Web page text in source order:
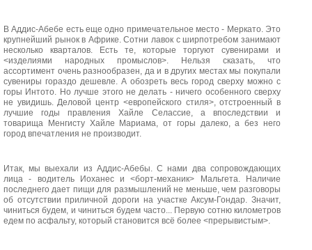
В Аддис-Абебе есть еще одно примечательное место - Меркато. Это
крупнейший рынок в Африке. Сотни лавок с ширпотребом занимают
несколько кварталов. Есть те, которые торгуют сувенирами и
<изделиями народных промыслов>. Нельзя сказать, что
ассортимент очень разнообразен, да и в других местах мы покупали
сувениры гораздо дешевле. А обозреть весь город сверху можно с
горы Интото. Но лучше этого не делать - ничего особенного сверху
не увидишь. Деловой центр <европейского стиля>, отстроенный в
лучшие годы правления Хайле Селассие, а впоследствии и
товарища Менгисту Хайле Мариама, от горы далеко, а без него
город впечатления не производит.
Итак, мы выехали из Аддис-Абебы. С нами два сопровождающих
лица - водитель Иоханес и <борт-механик> Мальгета. Наличие
последнего дает пищи для размышлений не меньше, чем разговоры
об отсутствии приличной дороги на участке Аксум-Гондар. Значит,
чиниться будем, и чиниться будем часто... Первую сотню километров
едем по асфальту, который становится всё более <прерывистым>.